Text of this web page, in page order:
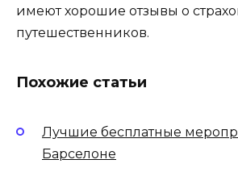
имеют хорошие отзывы о
путешественников.
Похожие статьи
Лучшие бесплатные
Барселоне